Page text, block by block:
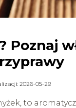
Poznaj
2026-05-29
to